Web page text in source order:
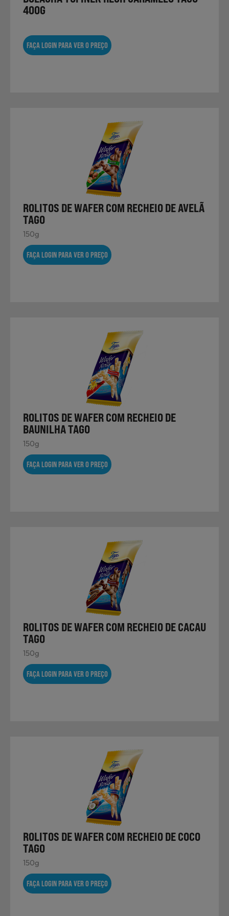
Não Alimentares
Pré-confeccionados
Frutas e Legumes
Laticínios, Ovos e Derivados
Nutrição Clínica
Bebidas e Garrafeira
Produtos Vegetarianos
Ração para Animais
400G
FAÇA LOGIN PARA VER O PREÇO
ROLITOS DE WAFER COM RECHEIO DE AVELÃ
TAGO
150g
FAÇA LOGIN PARA VER O PREÇO
ROLITOS DE WAFER COM RECHEIO DE
BAUNILHA TAGO
150g
FAÇA LOGIN PARA VER O PREÇO
ROLITOS DE WAFER COM RECHEIO DE CACAU
TAGO
150g
FAÇA LOGIN PARA VER O PREÇO
ROLITOS DE WAFER COM RECHEIO DE COCO
TAGO
150g
FAÇA LOGIN PARA VER O PREÇO